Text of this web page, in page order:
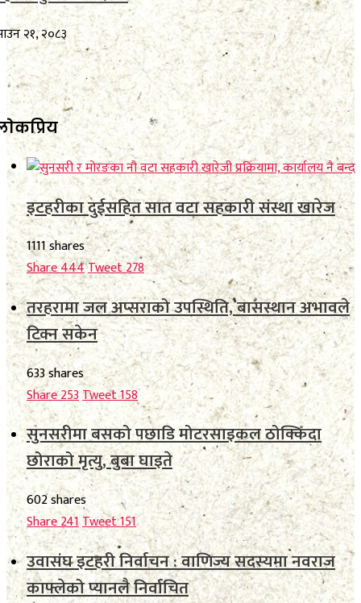
२१, २०८३
इटहरीका दुईसहित सात वटा सहकारी संस्था खारेज
1111 shares
Share444Tweet278
तरहरामा जल अप्सराको उपस्थिति, बासस्थान अभावले
टिक्न सकेन
633 shares
Share253Tweet158
सुनसरीमा बसको पछाडि मोटरसाइकल ठोक्किँदा
छोराको मृत्यु, बुबा घाइते
602 shares
Share241Tweet151
उवासंघ इटहरी निर्वाचन : वाणिज्य सदस्यमा नवराज
काफ्लेको प्यानलै निर्वाचित